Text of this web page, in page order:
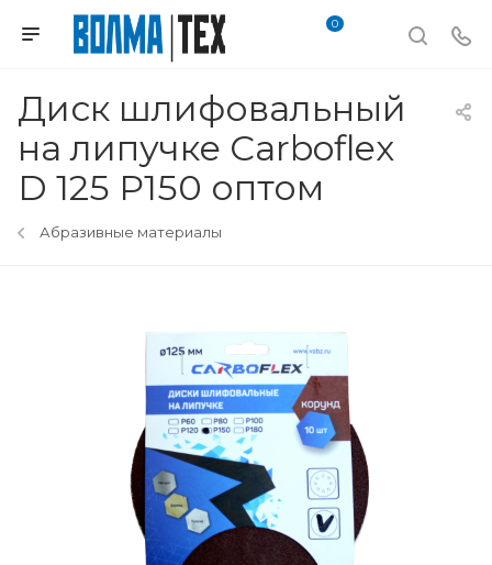
0
Диск шлифовальный
на липучке Сarbofleх
D 125 Р150 оптом
Абразивные материалы